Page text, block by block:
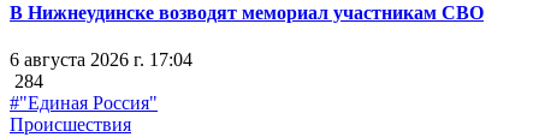
В Нижнеудинске возводят мемориал участникам СВО
6 августа 2026 г. 17:04
284
#"Единая Россия"
Происшествия